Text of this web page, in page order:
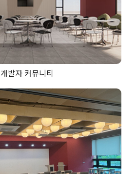
개발자 커뮤니티